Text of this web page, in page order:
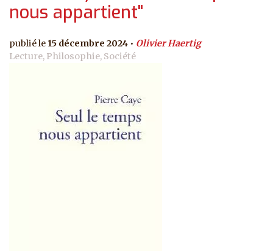
nous appartient"
15 décembre 2024
Olivier Haertig
Lecture, Philosophie, Société